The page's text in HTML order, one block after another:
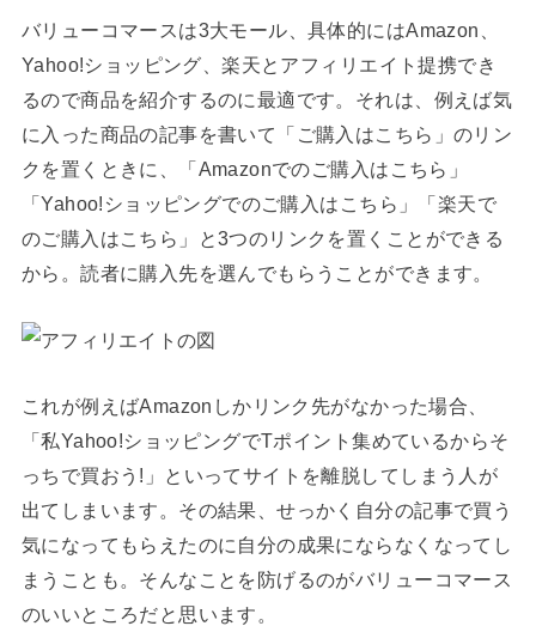
バリューコマースは3大モール、具体的にはAmazon、
Yahoo!ショッピング、楽天とアフィリエイト提携でき
るので商品を紹介するのに最適です。それは、例えば気
に入った商品の記事を書いて「ご購入はこちら」のリン
クを置くときに、「Amazonでのご購入はこちら」
「Yahoo!ショッピングでのご購入はこちら」「楽天で
のご購入はこちら」と3つのリンクを置くことができる
から。読者に購入先を選んでもらうことができます。
これが例えばAmazonしかリンク先がなかった場合、
「私Yahoo!ショッピングでTポイント集めているからそ
っちで買おう!」といってサイトを離脱してしまう人が
出てしまいます。その結果、せっかく自分の記事で買う
気になってもらえたのに自分の成果にならなくなってし
まうことも。そんなことを防げるのがバリューコマース
のいいところだと思います。